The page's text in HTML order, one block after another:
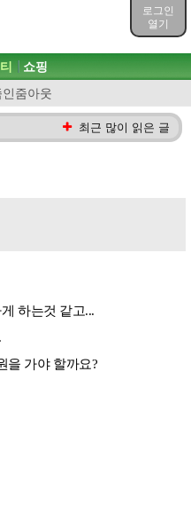
로그인
열기
인줌아웃
쇼핑
최근 많이 읽은 글
하는것 같고...
을 가야 할까요?